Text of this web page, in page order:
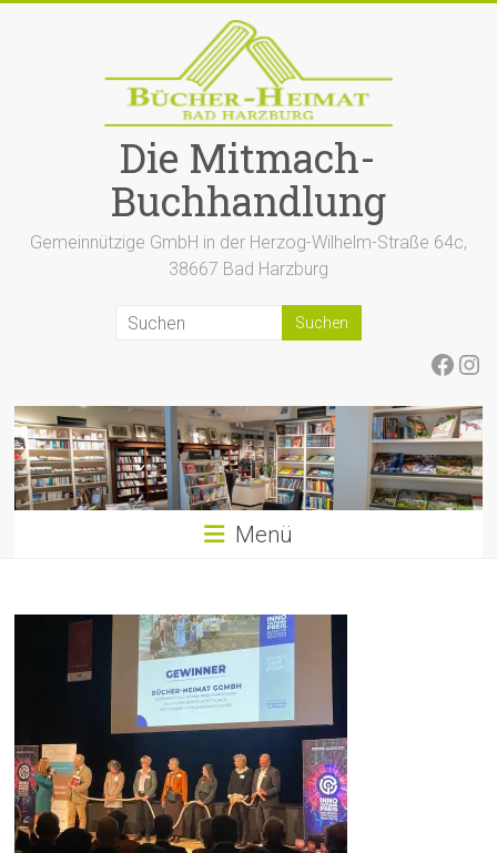
Die Mitmach-
Buchhandlung
Gemeinnützige GmbH in der Herzog-Wilhelm-Straße 64c,
38667 Bad Harzburg
Menü